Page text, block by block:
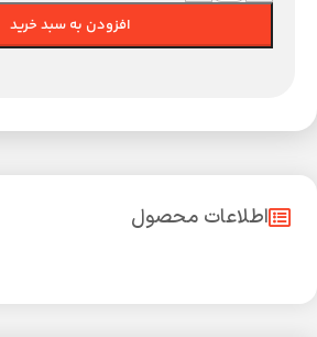
افزودن به سبد خرید
اطلاعات محصول